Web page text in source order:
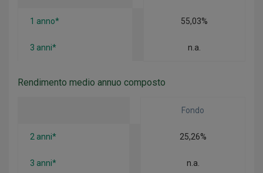
1 anno* 55,03%
3 anni* n.a.
Rendimento medio annuo composto
Fondo
2 anni* 25,26%
3 anni* n.a.